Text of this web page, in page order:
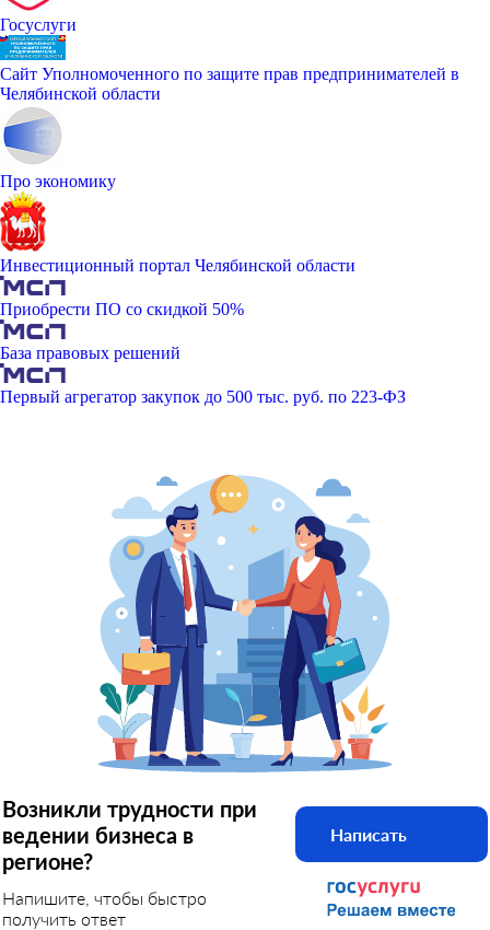
Госуслуги
Сайт Уполномоченного по защите прав предпринимателей в
Челябинской области
Про экономику
Инвестиционный портал Челябинской области
Приобрести ПО со скидкой 50%
База правовых решений
Первый агрегатор закупок до 500 тыс. руб. по 223-ФЗ
Возникли трудности при
ведении бизнеса в
регионе?
Напишите, чтобы быстро
получить ответ
Написать